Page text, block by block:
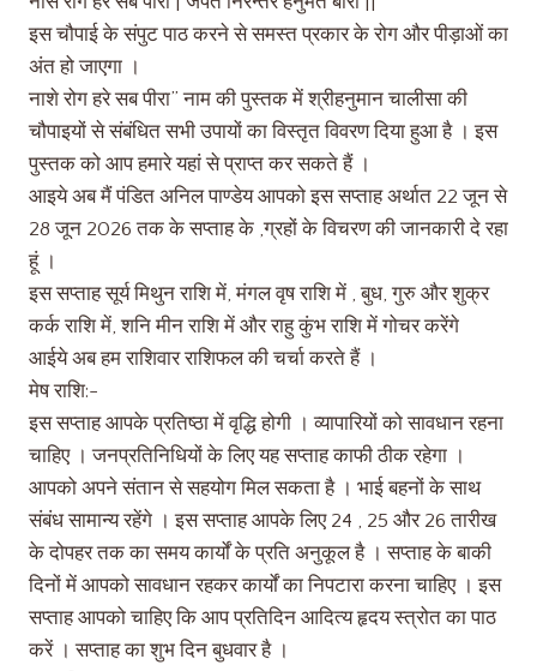
इस चौपाई के संपुट पाठ करने से समस्त प्रकार के रोग और पीड़ाओं का
अंत हो जाएगा ।
नाशे रोग हरे सब पीरा” नाम की पुस्तक में श्रीहनुमान चालीसा की
चौपाइयों से संबंधित सभी उपायों का विस्तृत विवरण दिया हुआ है । इस
पुस्तक को आप हमारे यहां से प्राप्त कर सकते हैं ।
आइये अब मैं पंडित अनिल पाण्डेय आपको इस सप्ताह अर्थात 22 जून से
28 जून 2026 तक के सप्ताह के ,ग्रहों के विचरण की जानकारी दे रहा
हूं ।
इस सप्ताह सूर्य मिथुन राशि में, मंगल वृष राशि में , बुध, गुरु और शुक्र
कर्क राशि में, शनि मीन राशि में और राहु कुंभ राशि में गोचर करेंगे
आईये अब हम राशिवार राशिफल की चर्चा करते हैं ।
मेष राशि:-
इस सप्ताह आपके प्रतिष्ठा में वृद्धि होगी । व्यापारियों को सावधान रहना
चाहिए । जनप्रतिनिधियों के लिए यह सप्ताह काफी ठीक रहेगा ।
आपको अपने संतान से सहयोग मिल सकता है । भाई बहनों के साथ
संबंध सामान्य रहेंगे । इस सप्ताह आपके लिए 24 , 25 और 26 तारीख
के दोपहर तक का समय कार्यों के प्रति अनुकूल है । सप्ताह के बाकी
दिनों में आपको सावधान रहकर कार्यों का निपटारा करना चाहिए । इस
सप्ताह आपको चाहिए कि आप प्रतिदिन आदित्य हृदय स्त्रोत का पाठ
करें । सप्ताह का शुभ दिन बुधवार है ।